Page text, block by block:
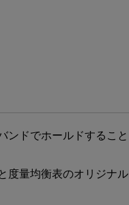
ンドでホールドすること
度量均衡表のオリジナル